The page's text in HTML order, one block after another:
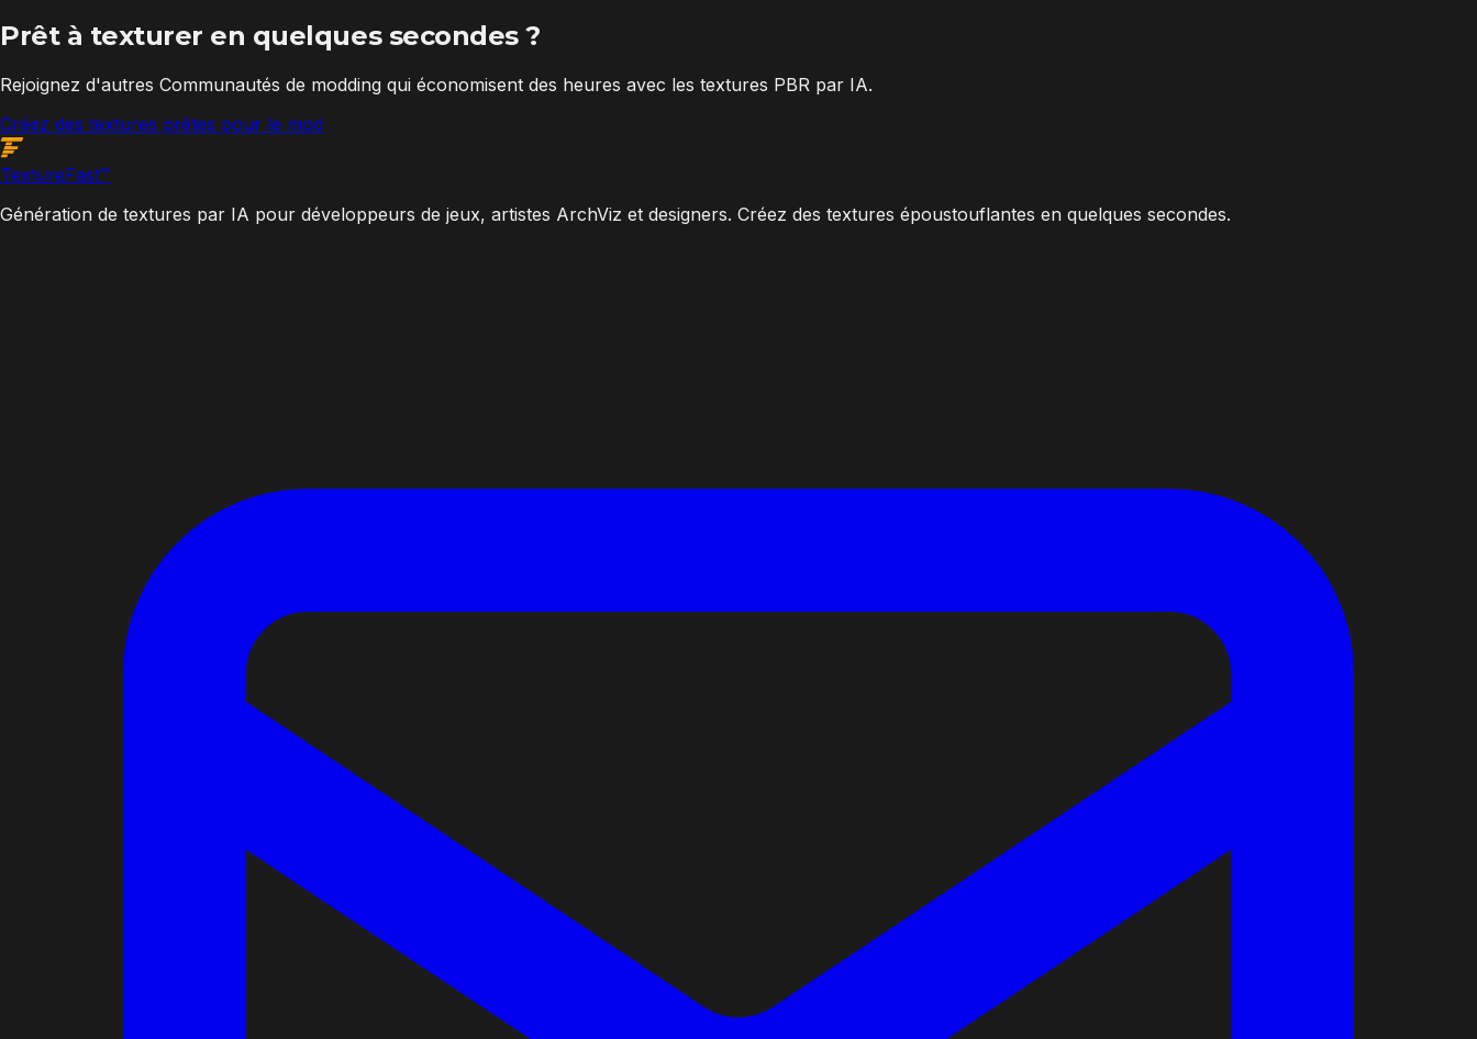
Prêt à texturer en quelques secondes ?
Rejoignez d'autres Communautés de modding qui économisent des heures avec les textures PBR par IA.
Créez des textures prêtes pour le mod
TextureFast™
Génération de textures par IA pour développeurs de jeux, artistes ArchViz et designers. Créez des textures époustouflantes en quelques secondes.